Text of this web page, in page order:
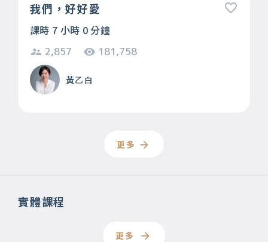
我們，好好愛
課時 7 小時 0 分鐘
2,857 181,758
黃乙白
更多
實體課程
更多